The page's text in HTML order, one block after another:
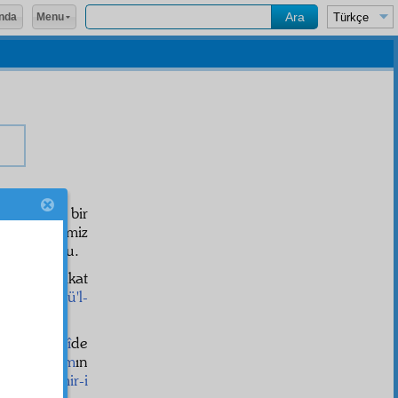
arşve bir
miz
olurdu.
dır. Fakat
i nefsü'l-
u Nebevîde
Arş-ı Âzamın
evâmir-i
Menu